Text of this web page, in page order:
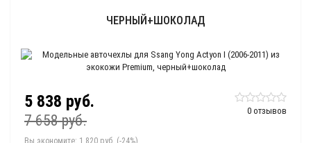
ЧЕРНЫЙ+ШОКОЛАД
0 отзывов
5 838 руб.
7 658 руб.
Вы экономите: 1 820 руб. (-24%)